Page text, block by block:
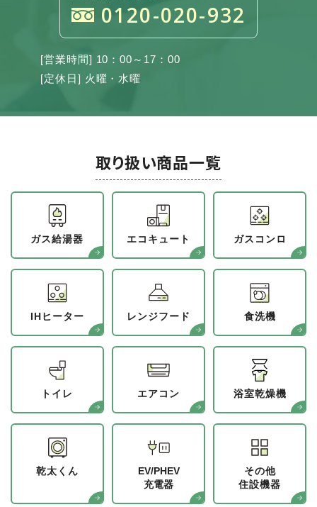
0120-020-932
[営業時間] 10：00～17：00
[定休日] 火曜・水曜
取り扱い商品一覧
ガス給湯器 エコキュート ガスコンロ
IHヒーター レンジフード 食洗機
トイレ エアコン 浴室乾燥機
乾太くん
EV/PHEV
充電器
その他
住設機器